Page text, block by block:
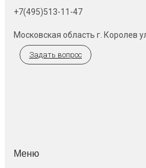
+7(495)513-11-47
Московская область г. Королев
Задать вопрос
Меню